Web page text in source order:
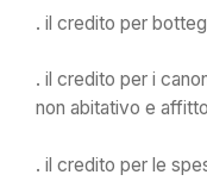
. il credito per
. il credito per i
non abitativo e
. il credito per le